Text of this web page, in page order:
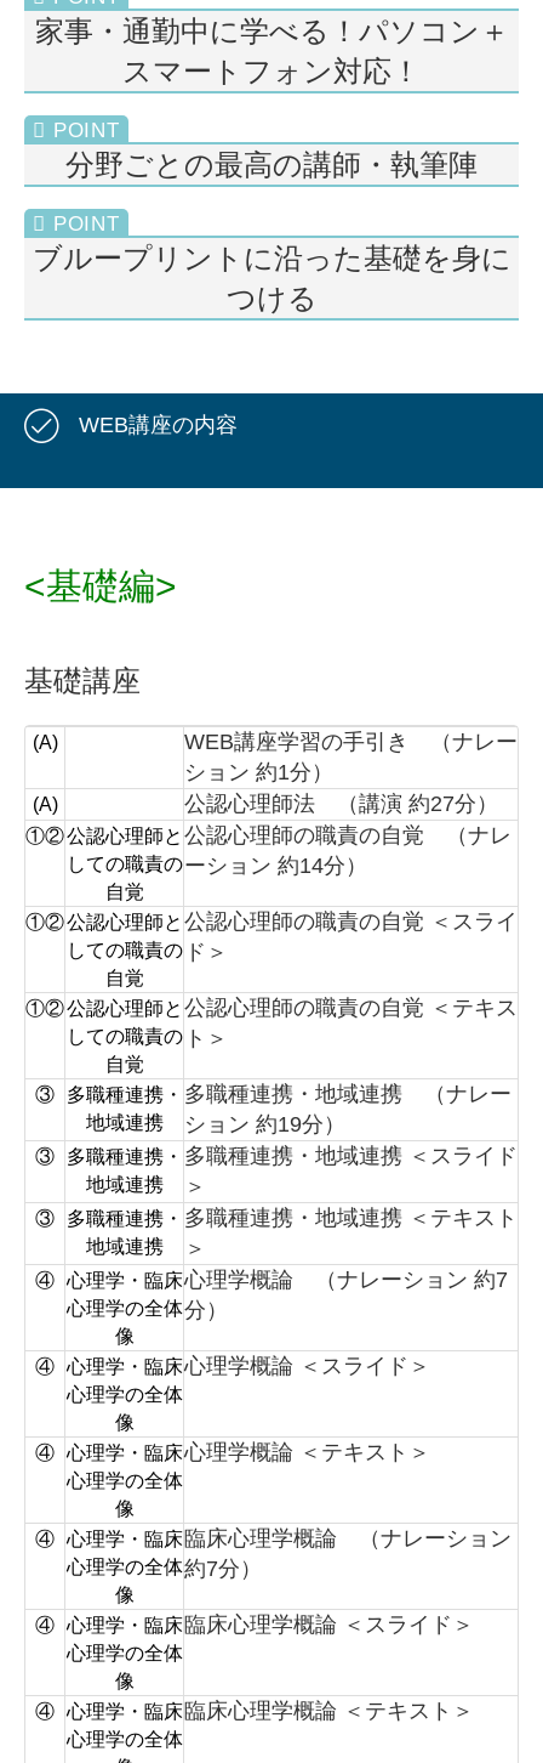
家事・通勤中に学べる！パソコン＋
スマートフォン対応！
分野ごとの最高の講師・執筆陣
ブループリントに沿った基礎を身に
つける
WEB講座の内容
<基礎編>
基礎講座
(A)
WEB講座学習の手引き （ナレー
ション 約1分）
(A) 公認心理師法 （講演 約27分）
①②公認心理師と
しての職責の
自覚
公認心理師の職責の自覚 （ナレ
ーション 約14分）
①②公認心理師と
しての職責の
自覚
公認心理師の職責の自覚 ＜スライ
ド＞
①②公認心理師と
しての職責の
自覚
公認心理師の職責の自覚 ＜テキス
ト＞
③
多職種連携・
地域連携
多職種連携・地域連携 （ナレー
ション 約19分）
③
多職種連携・
地域連携
多職種連携・地域連携 ＜スライド
＞
③
多職種連携・
地域連携
多職種連携・地域連携 ＜テキスト
＞
④ 心理学・臨床
心理学の全体
像
心理学概論 （ナレーション 約7
分）
④ 心理学・臨床
心理学の全体
像
心理学概論 ＜スライド＞
④ 心理学・臨床
心理学の全体
像
心理学概論 ＜テキスト＞
④ 心理学・臨床
心理学の全体
像
臨床心理学概論 （ナレーション
約7分）
④ 心理学・臨床
心理学の全体
像
臨床心理学概論 ＜スライド＞
④ 心理学・臨床
心理学の全体
臨床心理学概論 ＜テキスト＞